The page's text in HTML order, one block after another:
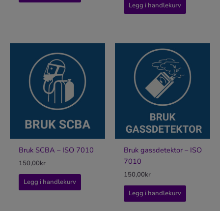
Legg i handlekurv
Bruk SCBA – ISO 7010
150,00kr
Legg i handlekurv
Bruk gassdetektor – ISO
7010
150,00kr
Legg i handlekurv